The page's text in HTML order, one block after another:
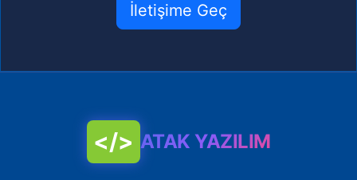
İletişime Geç
</> ATAK YAZILIM